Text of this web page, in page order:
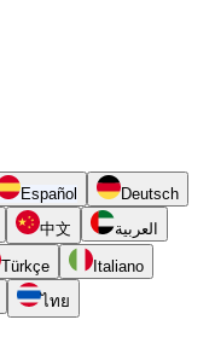
Español
Deutsch
中文 العربية
Türkçe
Italiano
ไทย